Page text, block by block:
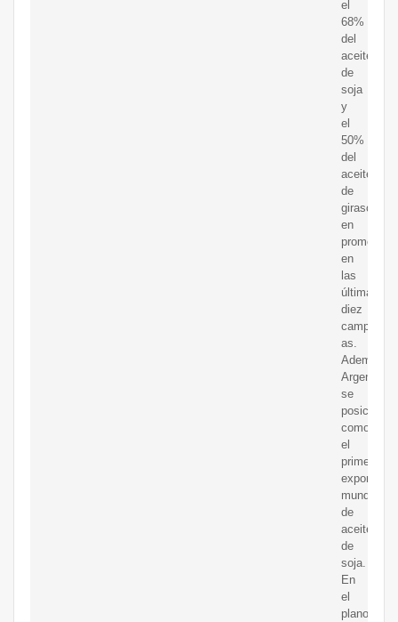
el
68%
del
aceite
de
soja
y
el
50%
del
aceite
de
girasol,
en
promedio
en
las
últimas
diez
campa?
as.
Además,
Argentina
se
posiciona
como
el
primer
exportador
mundial
de
aceite
de
soja.
En
el
plano